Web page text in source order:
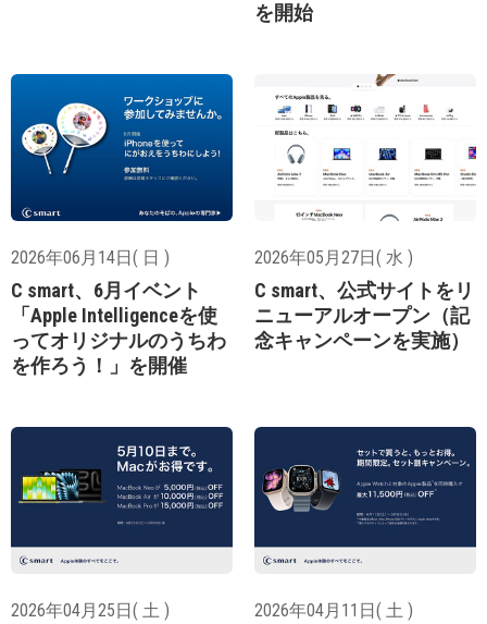
を開始
2026年06月14日( 日 )
C smart、6月イベント
「Apple Intelligenceを使
ってオリジナルのうちわ
を作ろう！」を開催
2026年05月27日( 水 )
C smart、公式サイトをリ
ニューアルオープン（記
念キャンペーンを実施）
2026年04月25日( 土 ) 2026年04月11日( 土 )